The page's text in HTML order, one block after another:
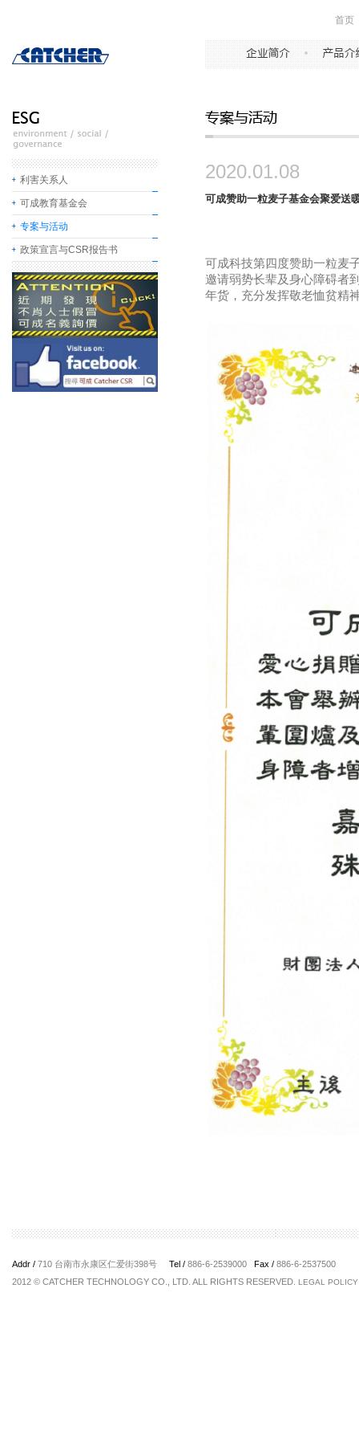
利害关系人
可成教育基金会
专案与活动
政策宣言与CSR报告书
2020.01.08
可成赞助一粒麦子基金会聚爱送
可成科技第四度赞助一粒麦
邀请弱势长辈及身心障碍者
年货，充分发挥敬老恤贫精
Addr / 710 台南市永康区仁爱街398号 Tel / 886-6-2539000 Fax / 886-6-2537500
2012 © CATCHER TECHNOLOGY CO., LTD. ALL RIGHTS RESERVED.
LEGAL POLICY
首页